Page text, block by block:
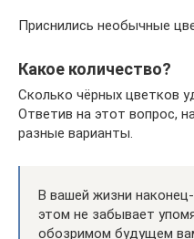
Приснились необычные
Какое количество?
Сколько чёрных цветков
Ответив на этот вопрос,
разные варианты.
В вашей жизни
этом не забывает
обозримом будущем